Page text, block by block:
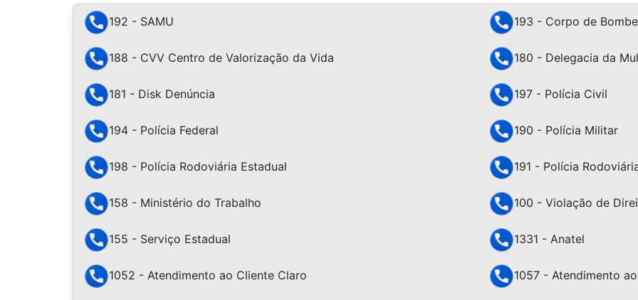
192 - SAMU 193 - Corpo de
188 - CVV Centro de Valorização da Vida 180 - Delegacia da
181 - Disk Denúncia 197 - Polícia Civil
194 - Polícia Federal 190 - Polícia Militar
198 - Polícia Rodoviária Estadual 191 - Polícia
158 - Ministério do Trabalho 100 - Violação de
155 - Serviço Estadual 1331 - Anatel
1052 - Atendimento ao Cliente Claro 1057 - Atendimento